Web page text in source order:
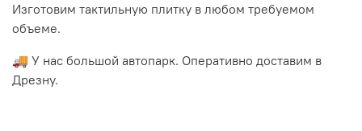
Изготовим тактильную плитку в любом требуемом
объеме.
🚚 У нас большой автопарк. Оперативно доставим в
Дрезну.